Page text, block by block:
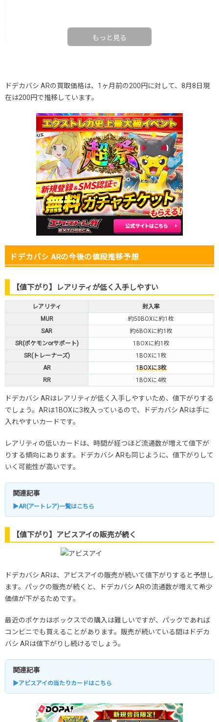
もっと見る
ドデカバシ ARの買取価格は、1ヶ月前の200円に対して、8月8日現
在は200円で推移しています。
ドデカバシ ARの今後の値段推移予想
【値下がり】レアリティが低く入手しやすい
レアリティ
封入率
MUR
約50BOXに約1枚
SAR
約6BOXに約1枚
SR(ポケモンorサポート)
1BOXに約1枚
SR(トレーナーズ)
1BOXに1枚
AR
1BOXに3枚
RR
1BOXに4枚
ドデカバシ ARはレアリティが低く入手しやすいため、値下がりする
でしょう。ARは1BOXに3枚入っているので、ドデカバシ ARは手に
入れやすいカードです。
レアリティの低いカードは、時間が経つほど流通数が増えて値下が
りする傾向にあります。ドデカバシ ARも同じように、値下がりして
いく可能性が高いです。
関連記事
▶AR(アートレア)一覧はこちら
【値下がり】アビスアイの販売が続く
ドデカバシ ARは、アビスアイの販売が続いて値下がりすると予想し
ます。パックの販売が続くと、ドデカバシ ARの流通数が増えて希少
価値が下がるためです。
最近のポケカはボックスでの購入は難しいですが、パックであれば
コンビニでも買えることがあります。販売が続いている間はドデカ
バシ ARは値下がりし続けるでしょう。
関連記事
▶アビスアイの当たりカードはこちら